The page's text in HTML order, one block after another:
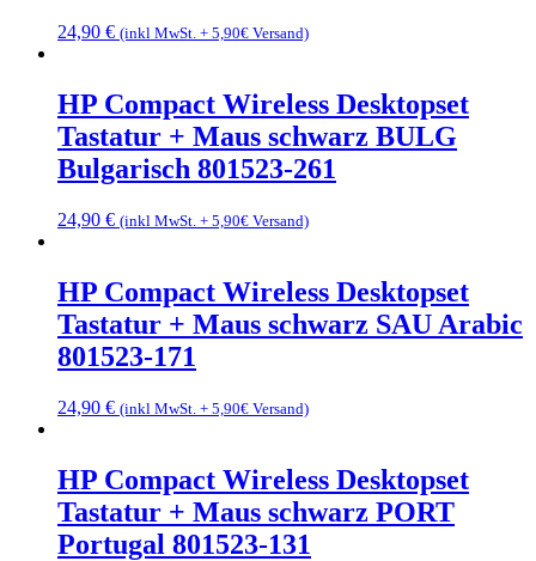
24,90 € (inkl MwSt. + 5,90€ Versand)
HP Compact Wireless Desktopset
Tastatur + Maus schwarz BULG
Bulgarisch 801523-261
24,90 € (inkl MwSt. + 5,90€ Versand)
HP Compact Wireless Desktopset
Tastatur + Maus schwarz SAU Arabic
801523-171
24,90 € (inkl MwSt. + 5,90€ Versand)
HP Compact Wireless Desktopset
Tastatur + Maus schwarz PORT
Portugal 801523-131